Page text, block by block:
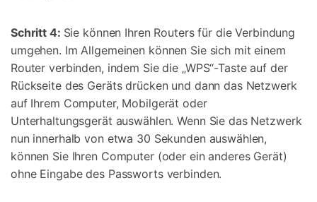
Schritt 4: Sie können Ihren Routers für die Verbindung
umgehen. Im Allgemeinen können Sie sich mit einem
Router verbinden, indem Sie die „WPS“-Taste auf der
Rückseite des Geräts drücken und dann das Netzwerk
auf Ihrem Computer, Mobilgerät oder
Unterhaltungsgerät auswählen. Wenn Sie das Netzwerk
nun innerhalb von etwa 30 Sekunden auswählen,
können Sie Ihren Computer (oder ein anderes Gerät)
ohne Eingabe des Passworts verbinden.